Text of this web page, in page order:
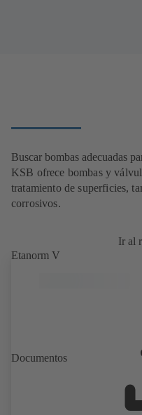
Buscar bombas adecuadas
KSB ofrece bombas y
tratamiento de superficies,
corrosivos.
Ir al
Etanorm V
Documentos